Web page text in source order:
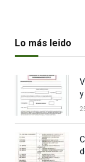
Lo más leido